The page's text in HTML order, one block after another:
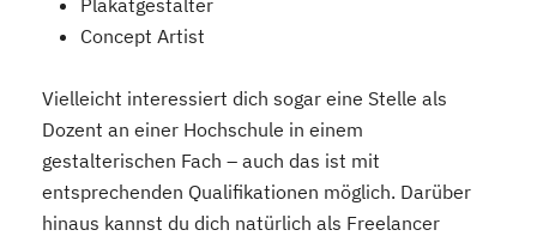
Concept Artist
Vielleicht interessiert dich sogar eine Stelle als
Dozent an einer Hochschule in einem
gestalterischen Fach – auch das ist mit
entsprechenden Qualifikationen möglich. Darüber
hinaus kannst du dich natürlich als Freelancer